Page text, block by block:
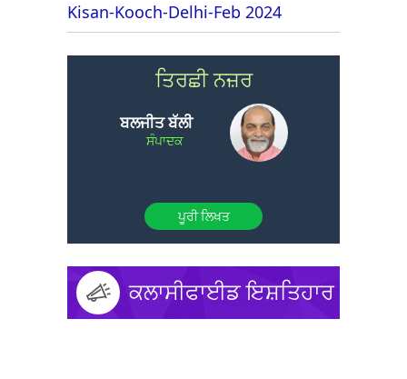
Kisan-Kooch-Delhi-Feb 2024
ਤਿਰਛੀ ਨਜ਼ਰ
ਬਲਜੀਤ ਬੱਲੀ
ਸੰਪਾਦਕ
ਪੂਰੀ ਲਿਖਤ
ਕਲਾਸੀਫਾਈਡ ਇਸ਼ਤਿਹਾਰ